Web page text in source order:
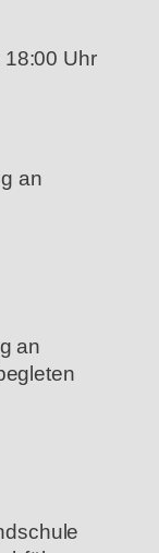
Uhr
an
an